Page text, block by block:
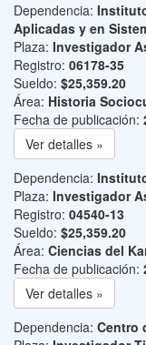
Dependencia:
Aplicadas y en
Plaza: Investigador
Registro: 06178-35
Sueldo: $25,359.20
Área: Historia
Fecha de publicación:
Ver detalles »
Dependencia:
Plaza: Investigador
Registro: 04540-13
Sueldo: $25,359.20
Área: Ciencias del
Fecha de publicación:
Ver detalles »
Dependencia: Centro